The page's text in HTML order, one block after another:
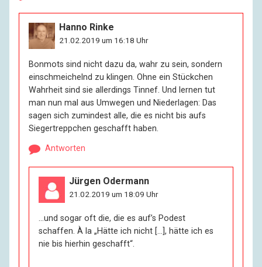
Hanno Rinke
21.02.2019 um 16:18 Uhr
Bonmots sind nicht dazu da, wahr zu sein, sondern
einschmeichelnd zu klingen. Ohne ein Stückchen
Wahrheit sind sie allerdings Tinnef. Und lernen tut
man nun mal aus Umwegen und Niederlagen: Das
sagen sich zumindest alle, die es nicht bis aufs
Siegertreppchen geschafft haben.
Antworten
Jürgen Odermann
21.02.2019 um 18:09 Uhr
…und sogar oft die, die es auf’s Podest
schaffen. À la „Hätte ich nicht […], hätte ich es
nie bis hierhin geschafft“.